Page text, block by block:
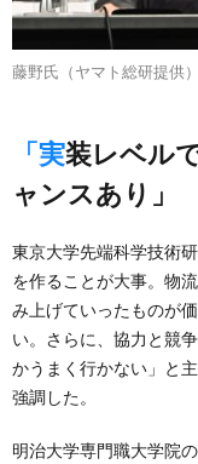
藤野氏（ヤマト総研提供）
「実装レベルで欧米などに先行できるチ
ャンスあり」
東京大学先端科学技術
を作ることが大事。物
み上げていったものが
い。さらに、協力と競
かうまく行かない」と
強調した。
明治大学専門職大学院